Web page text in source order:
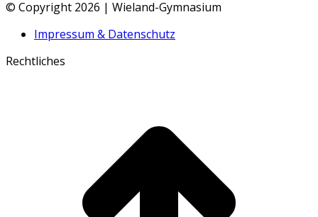
© Copyright 2026 | Wieland-Gymnasium
Impressum & Datenschutz
Rechtliches